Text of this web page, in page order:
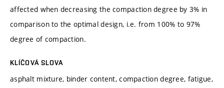
affected when decreasing the compaction degree by 3% in
comparison to the optimal design, i.e. from 100% to 97%
degree of compaction.
KLÍČOVÁ SLOVA
asphalt mixture, binder content, compaction degree, fatigue,